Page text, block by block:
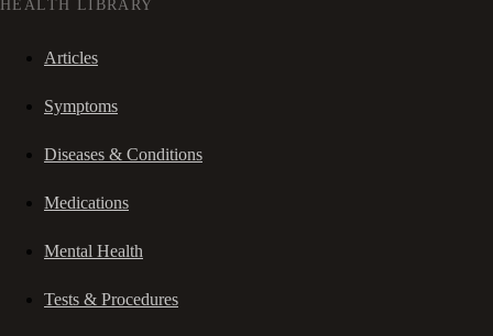
HEALTH LIBRARY
Articles
Symptoms
Diseases & Conditions
Medications
Mental Health
Tests & Procedures